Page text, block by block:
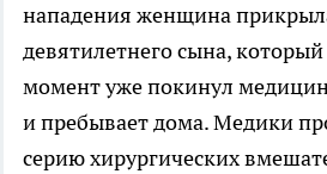
нападения женщина
девятилетнего сына,
момент уже покинул
и пребывает дома. Медики
серию хирургических